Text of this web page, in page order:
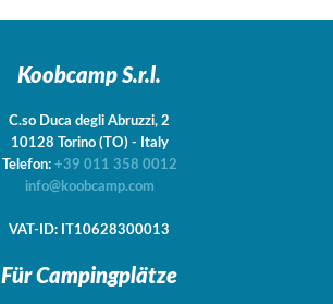
Koobcamp S.r.l.
C.so Duca degli Abruzzi, 2
10128 Torino (TO) - Italy
Telefon: +39 011 358 0012
info@koobcamp.com
VAT-ID: IT10628300013
Für Campingplätze